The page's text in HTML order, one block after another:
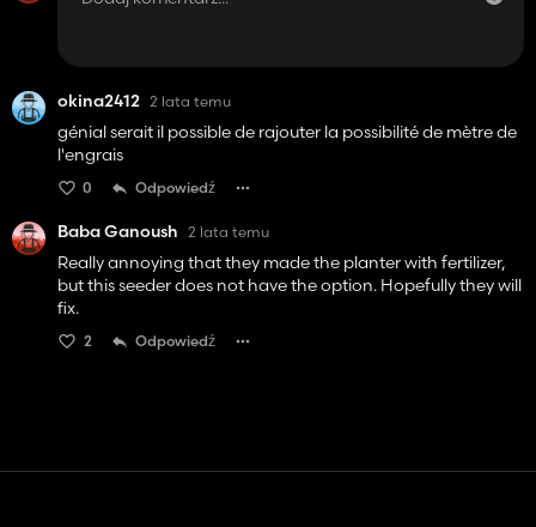
okina2412 2 lata temu
génial serait il possible de rajouter la possibilité de mètre de
l'engrais
0 Odpowiedź
Baba Ganoush 2 lata temu
Really annoying that they made the planter with fertilizer,
but this seeder does not have the option. Hopefully they will
fix.
2 Odpowiedź